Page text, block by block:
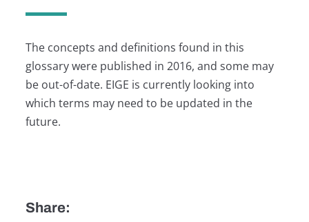
The concepts and definitions found in this
glossary were published in 2016, and some may
be out-of-date. EIGE is currently looking into
which terms may need to be updated in the
future.
Share: